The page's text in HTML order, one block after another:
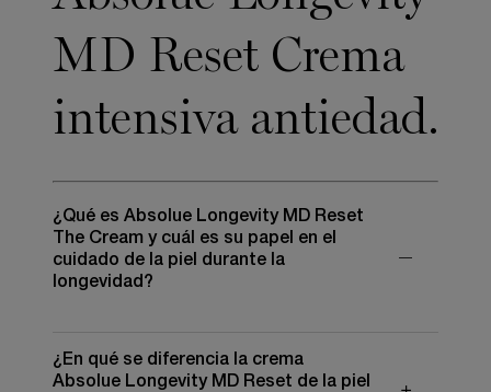
MD Reset Crema
intensiva antiedad.
¿Qué es Absolue Longevity MD Reset
The Cream y cuál es su papel en el
cuidado de la piel durante la
longevidad?
facial de alto rendimiento diseñada para ayudar a
mantener la piel madura, la calidad y el confort a lo
¿En qué se diferencia la crema
Absolue Longevity MD Reset de la piel